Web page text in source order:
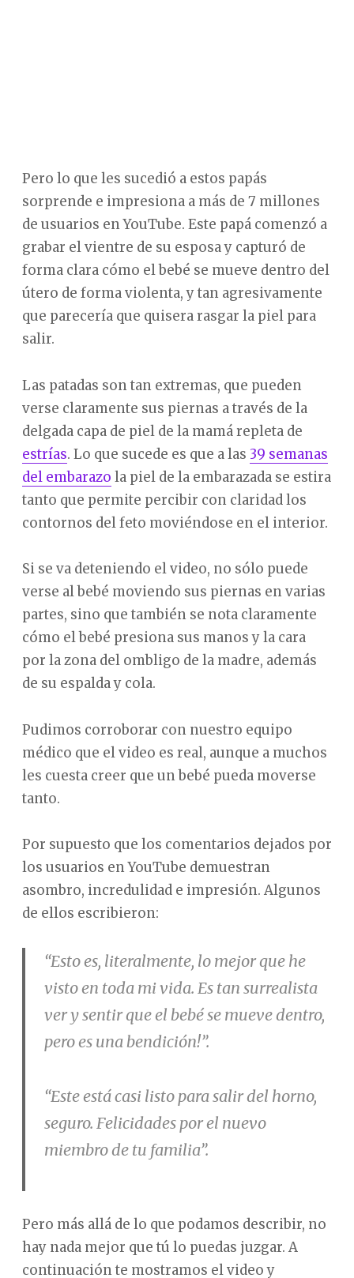
Pero lo que les sucedió a estos papás
sorprende e impresiona a más de 7 millones
de usuarios en YouTube. Este papá comenzó a
grabar el vientre de su esposa y capturó de
forma clara cómo el bebé se mueve dentro del
útero de forma violenta, y tan agresivamente
que parecería que quisera rasgar la piel para
salir.
Las patadas son tan extremas, que pueden
verse claramente sus piernas a través de la
delgada capa de piel de la mamá repleta de
estrías. Lo que sucede es que a las 39 semanas
del embarazo la piel de la embarazada se estira
tanto que permite percibir con claridad los
contornos del feto moviéndose en el interior.
Si se va deteniendo el video, no sólo puede
verse al bebé moviendo sus piernas en varias
partes, sino que también se nota claramente
cómo el bebé presiona sus manos y la cara
por la zona del ombligo de la madre, además
de su espalda y cola.
Pudimos corroborar con nuestro equipo
médico que el video es real, aunque a muchos
les cuesta creer que un bebé pueda moverse
tanto.
Por supuesto que los comentarios dejados por
los usuarios en YouTube demuestran
asombro, incredulidad e impresión. Algunos
de ellos escribieron:
“Esto es, literalmente, lo mejor que he
visto en toda mi vida. Es tan surrealista
ver y sentir que el bebé se mueve dentro,
pero es una bendición!”.
“Este está casi listo para salir del horno,
seguro. Felicidades por el nuevo
miembro de tu familia”.
Pero más allá de lo que podamos describir, no
hay nada mejor que tú lo puedas juzgar. A
continuación te mostramos el video y